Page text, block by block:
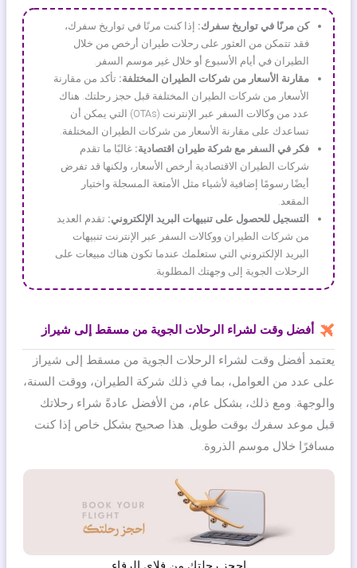
كن مرنًا في تواريخ سفرك: إذا كنت مرنًا في تواريخ سفرك،
فقد تتمكن من العثور على رحلات طيران أرخص من خلال
الطيران في أيام الأسبوع أو خلال غير موسم السفر.
مقارنة الأسعار من شركات الطيران المختلفة: تأكد من مقارنة
الأسعار من شركات الطيران المختلفة قبل حجز رحلتك. هناك
عدد من وكالات السفر عبر الإنترنت (OTAs) التي يمكن أن
تساعدك على مقارنة الأسعار من شركات الطيران المختلفة.
فكر في السفر مع شركة طيران اقتصادية:غالبًا ما تقدم
شركات الطيران الاقتصادية أرخص الأسعار، ولكنها قد تفرض
أيضًا رسومًا إضافية لأشياء مثل الأمتعة المسجلة واختيار
المقعد.
التسجيل للحصول على تنبيهات البريد الإلكتروني: تقدم العديد
من شركات الطيران ووكالات السفر عبر الإنترنت تنبيهات
البريد الإلكتروني التي ستعلمك عندما تكون هناك مبيعات على
الرحلات الجوية إلى وجهتك المطلوبة.
أفضل وقت لشراء الرحلات الجوية من مسقط إلى شيراز
يعتمد أفضل وقت لشراء الرحلات الجوية من مسقط إلى شيراز
على عدد من العوامل، بما في ذلك شركة الطيران، ووقت السنة،
والوجهة. ومع ذلك، بشكل عام، من الأفضل عادةً شراء رحلاتك
قبل موعد سفرك بوقت طويل. هذا صحيح بشكل خاص إذا كنت
مسافرًا خلال موسم الذروة.